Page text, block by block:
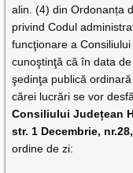
alin. (4) din Ordonanța
privind Codul
funcţionare a
cunoştinţă că în data
şedinţa publică
cărei lucrări se vor
Consiliului Județean
str. 1 Decembrie,
ordine de zi: